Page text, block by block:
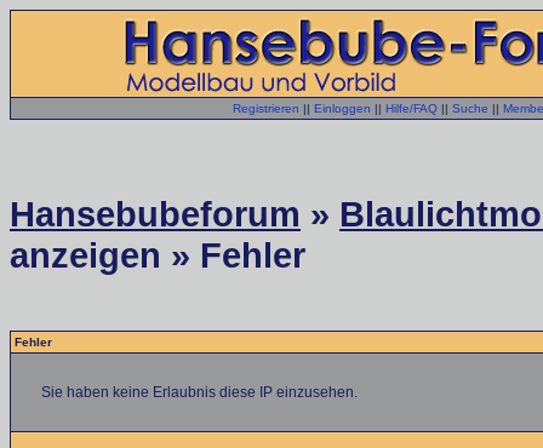
Registrieren || Einloggen || Hilfe/FAQ || Suche ||
Hansebubeforum »
anzeigen » Fehler
Fehler
Sie haben keine Erlaubnis diese IP einzusehen.